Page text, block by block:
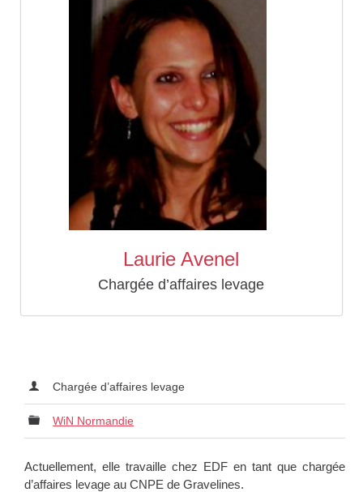
Laurie Avenel
Chargée d’affaires levage
Chargée d’affaires levage
WiN Normandie
Actuellement, elle travaille chez EDF en tant que chargée
d’affaires levage au CNPE de Gravelines.